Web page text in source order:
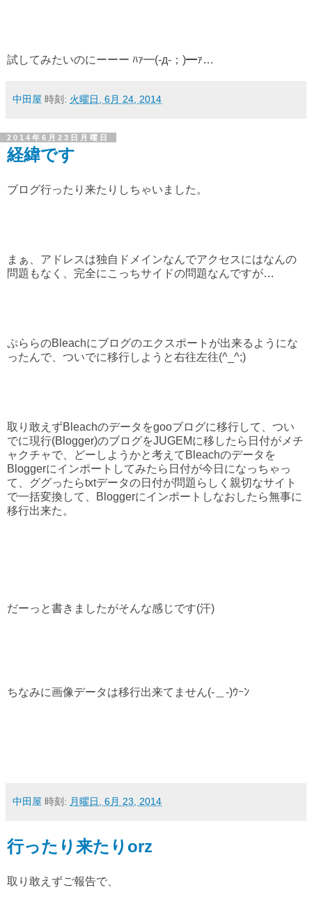
試してみたいのにーーー ﾊｧ━(-д-；)━ｧ…
中田屋 時刻: 火曜日, 6月 24, 2014
2014年6月23日月曜日
経緯です
ブログ行ったり来たりしちゃいました。
まぁ、アドレスは独自ドメインなんでアクセスにはなんの
問題もなく、完全にこっちサイドの問題なんですが…
ぷららのBleachにブログのエクスポートが出来るようにな
ったんで、ついでに移行しようと右往左往(^_^;)
取り敢えずBleachのデータをgooブログに移行して、つい
でに現行(Blogger)のブログをJUGEMに移したら日付がメチ
ャクチャで、どーしようかと考えてBleachのデータを
Bloggerにインポートしてみたら日付が今日になっちゃっ
て、ググったらtxtデータの日付が問題らしく親切なサイト
で一括変換して、Bloggerにインポートしなおしたら無事に
移行出来た。
だーっと書きましたがそんな感じです(汗)
ちなみに画像データは移行出来てません(-＿-)ｳｰﾝ
中田屋 時刻: 月曜日, 6月 23, 2014
行ったり来たりorz
取り敢えずご報告で、